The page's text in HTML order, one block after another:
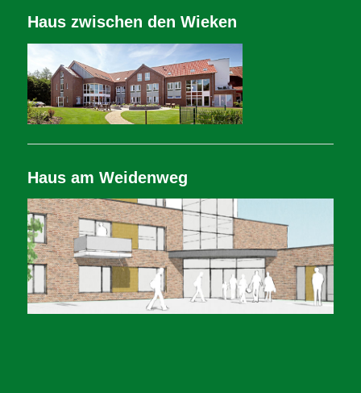
Haus zwischen den Wieken
Haus am Weidenweg